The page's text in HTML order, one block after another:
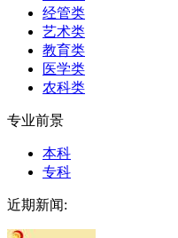
经管类
艺术类
教育类
医学类
农科类
专业前景
本科
专科
近期新闻: